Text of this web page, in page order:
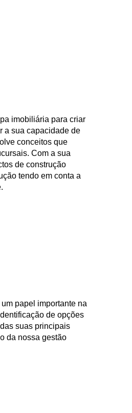
imobiliária para criar
a sua capacidade de
conceitos que
Com a sua
de construção
tendo em conta a
papel importante na
de opções
suas principais
da nossa gestão